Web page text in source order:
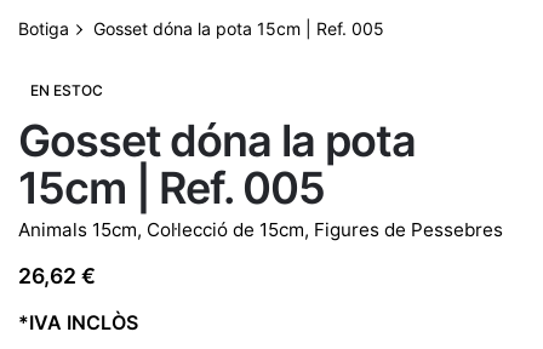
Botiga Gosset dóna la pota 15cm | Ref. 005
EN ESTOC
Gosset dóna la pota
15cm | Ref. 005
Animals 15cm, Col·lecció de 15cm, Figures de Pessebres
26,62 €
*IVA INCLÒS